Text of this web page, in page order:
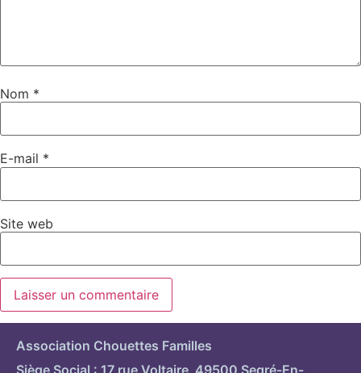
Nom *
E-mail *
Site web
Association Chouettes Familles